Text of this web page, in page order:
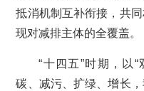
抵消机制互补衔接，共
现对减排主体的全覆盖。
“十四五”时期，以
碳、减污、扩绿、增长